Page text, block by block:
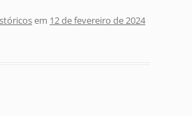
em 12 de fevereiro de 2024